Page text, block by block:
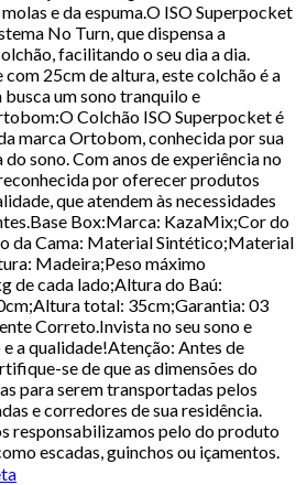
e da espuma.O ISO Superpocket
No Turn, que dispensa a
facilitando o seu dia a dia.
25cm de altura, este colchão é a
um sono tranquilo e
Colchão ISO Superpocket é
marca Ortobom, conhecida por sua
sono. Com anos de experiência no
por oferecer produtos
que atendem às necessidades
Box:Marca: KazaMix;Cor do
da Cama: Material Sintético;Material
Madeira;Peso máximo
de cada lado;Altura do Baú:
total: 35cm;Garantia: 03
Correto.Invista no seu sono e
a qualidade!Atenção: Antes de
se de que as dimensões do
para serem transportadas pelos
e corredores de sua residência.
responsabilizamos pelo do produto
escadas, guinchos ou içamentos.